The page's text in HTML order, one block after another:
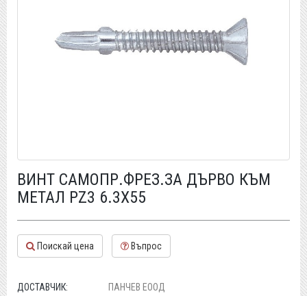
ВИНТ САМОПР.ФРЕЗ.ЗА ДЪРВО КЪМ
МЕТАЛ PZ3 6.3Х55
Поискай цена Въпрос
ДОСТАВЧИК:
ПАНЧЕВ ЕООД